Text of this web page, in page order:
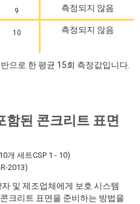
측정되지 않음
9
10 측정되지 않음
으로 한 평균 15회 측정값입니다.
함된 콘크리트 표면
개 세트CSP 1 - 10)
2013)
및 제조업체에게 보호 시스템
크리트 표면을 준비하는 방법을